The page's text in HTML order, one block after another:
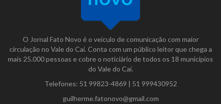
O Jornal Fato Novo é o veículo de comunicação com maior
circulação no Vale do Caí. Conta com um público leitor que chega a
mais 25.000 pessoas e cobre o noticiário de todos os 18 municípios
do Vale do Caí.
Telefones: 51 99823-4869 | 51 999430952
guilherme.fatonovo@gmail.com